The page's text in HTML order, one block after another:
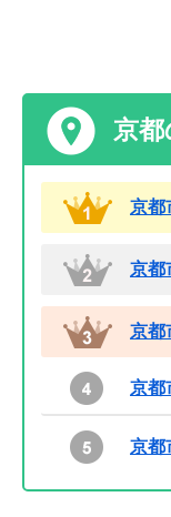
京
京都
京都
京都
京都
京都